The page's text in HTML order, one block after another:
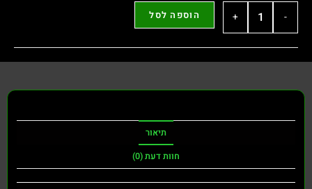
-
+ הוספה לסל
תיאור
חוות דעת (0)